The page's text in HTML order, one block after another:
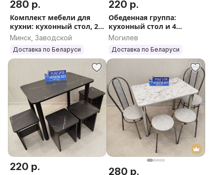
280 р.
Комплект мебели для
кухни: кухонный стол, 2
стула, 2 табурета
Доставка по РБ
Минск, Заводской
Доставка по Беларуси
220 р.
Обеденная группа:
кухонный стол и 4
табурета Бесплатная
Могилев
Доставка по Беларуси
220 р. 280 р.